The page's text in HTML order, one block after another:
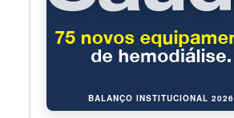
BALANÇO INSTITUCIONAL 2026